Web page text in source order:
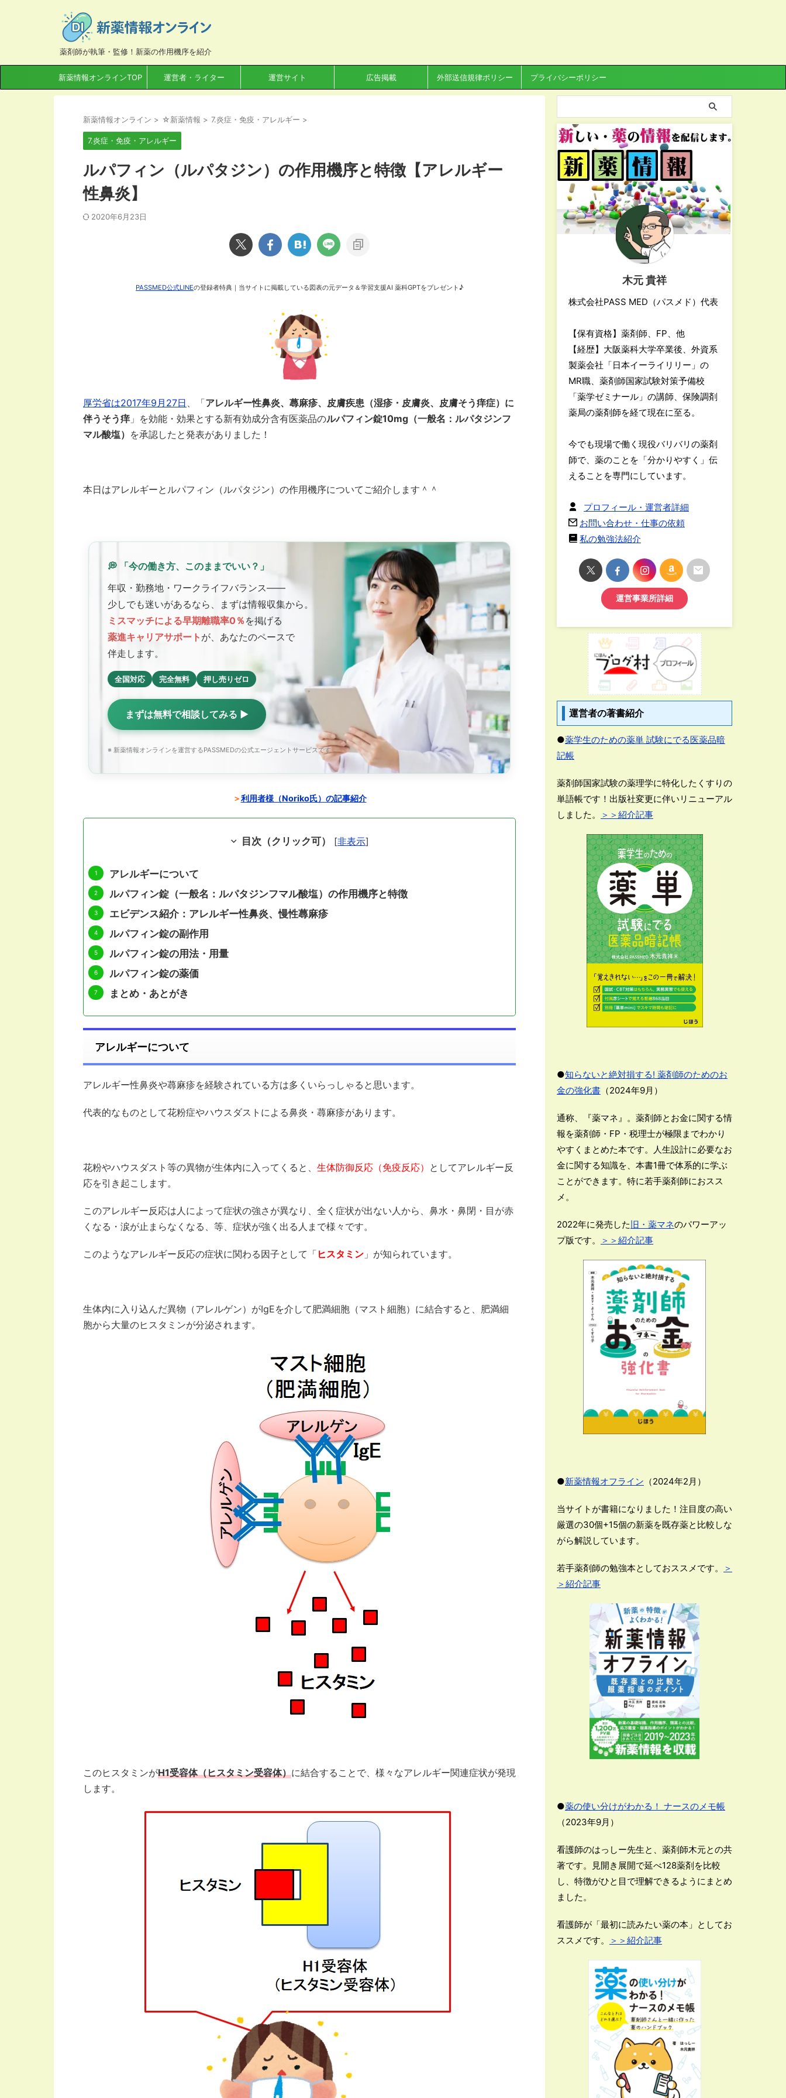
薬剤師が執筆・監修！新薬の作用機序を紹介
新薬情報オンラインTOP 運営者・ライター 運営サイト 広告掲載 外部送信規律ポリシー プライバシーポリシー
新薬情報オンライン > ☆新薬情報 > 7.炎症・免疫・アレルギー >
7.炎症・免疫・アレルギー
ルパフィン（ルパタジン）の作用機序と特徴【アレルギー
性鼻炎】
2020年6月23日
PASSMED公式LINEの登録者特典｜当サイトに掲載している図表の元データ＆学習支援AI 薬科GPTをプレゼント♪
厚労省は2017年9月27日 、「アレルギー性鼻炎、蕁麻疹、皮膚疾患（湿疹・皮膚炎、皮膚そう痒症）に
伴うそう痒」を効能・効果とする新有効成分含有医薬品のルパフィン錠10mg（一般名：ルパタジンフ
マル酸塩） を承認したと発表がありました！
本日はアレルギーとルパフィン（ルパタジン）の作用機序についてご紹介します＾＾
💭 「今の働き方、このままでいい？」
年収・勤務地・ワークライフバランス——
少しでも迷いがあるなら、まずは情報収集から。
ミスマッチによる早期離職率0％ を掲げる
薬進キャリアサポート が、あなたのペースで
伴走します。
全国対応 完全無料 押し売りゼロ
まずは無料で相談してみる ▶
※ 新薬情報オンラインを運営するPASSMEDの公式エージェントサービスです
＞利用者様（Noriko氏）の記事紹介
目次（クリック可） [非表示]
アレルギーについて
ルパフィン錠（一般名：ルパタジンフマル酸塩）の作用機序と特徴
エビデンス紹介：アレルギー性鼻炎、慢性蕁麻疹
ルパフィン錠の副作用
ルパフィン錠の用法・用量
ルパフィン錠の薬価
まとめ・あとがき
アレルギーについて
アレルギー性鼻炎や蕁麻疹を経験されている方は多くいらっしゃると思います。
代表的なものとして花粉症やハウスダストによる鼻炎・蕁麻疹があります。
花粉やハウスダスト等の異物が生体内に入ってくると、 生体防御反応（免疫反応） としてアレルギー反
応を引き起こします。
このアレルギー反応は人によって症状の強さが異なり、全く症状が出ない人から、鼻水・鼻閉・目が赤
くなる・涙が止まらなくなる、等、症状が強く出る人まで様々です。
このようなアレルギー反応の症状に関わる因子として「 ヒスタミン 」が知られています。
生体内に入り込んだ異物（アレルゲン）がIgEを介して肥満細胞（マスト細胞）に結合すると、肥満細
胞から大量のヒスタミンが分泌されます。
このヒスタミンがH1受容体（ヒスタミン受容体）に結合することで、様々なアレルギー関連症状が発現
します。
木元 貴祥
株式会社PASS MED（パスメド）代表
【保有資格】薬剤師、FP、他
【経歴】大阪薬科大学卒業後、外資系
製薬会社「日本イーライリリー」の
MR職、薬剤師国家試験対策予備校
「薬学ゼミナール」の講師、保険調剤
薬局の薬剤師を経て現在に至る。
今でも現場で働く現役バリバリの薬剤
師で、薬のことを「分かりやすく」伝
えることを専門にしています。
プロフィール・運営者詳細
お問い合わせ・仕事の依頼
私の勉強法紹介
運営事業所詳細
運営者の著書紹介
●薬学生のための薬単 試験にでる医薬品暗
記帳
薬剤師国家試験の薬理学に特化したくすりの
単語帳です！出版社変更に伴いリニューアル
しました。
＞＞紹介記事
●知らないと絶対損する! 薬剤師のためのお
金の強化書 （2024年9月）
通称、『薬マネ』。薬剤師とお金に関する情
報を薬剤師・FP・税理士が極限までわかり
やすくまとめた本です。人生設計に必要なお
金に関する知識を、本書1冊で体系的に学ぶ
ことができます。特に若手薬剤師におスス
メ。
2022年に発売した旧・薬マネのパワーアッ
プ版です。
＞＞紹介記事
●新薬情報オフライン （2024年2月）
当サイトが書籍になりました！注目度の高い
厳選の30個+15個の新薬を既存薬と比較しな
がら解説しています。
若手薬剤師の勉強本としておススメです。
＞
＞紹介記事
●薬の使い分けがわかる！ ナースのメモ帳
（2023年9月）
看護師のはっしー先生と、薬剤師木元との共
著です。見開き展開で延べ128薬剤を比較
し、特徴がひと目で理解できるようにまとめ
ました。
看護師が「最初に読みたい薬の本」としてお
ススメです。
＞＞紹介記事